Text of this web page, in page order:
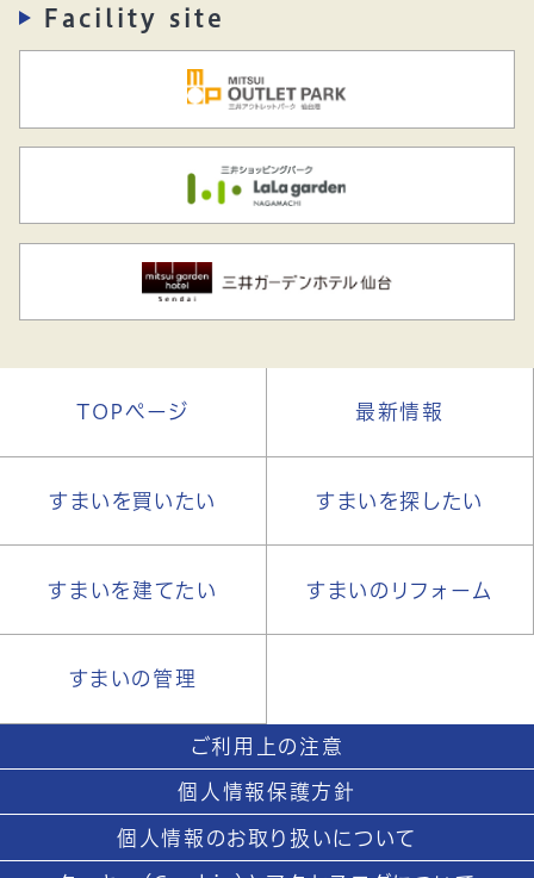
Facility site
TOPページ 最新情報
すまいを買いたい すまいを探したい
すまいを建てたい すまいのリフォーム
すまいの管理
ご利用上の注意
個人情報保護方針
個人情報のお取り扱いについて